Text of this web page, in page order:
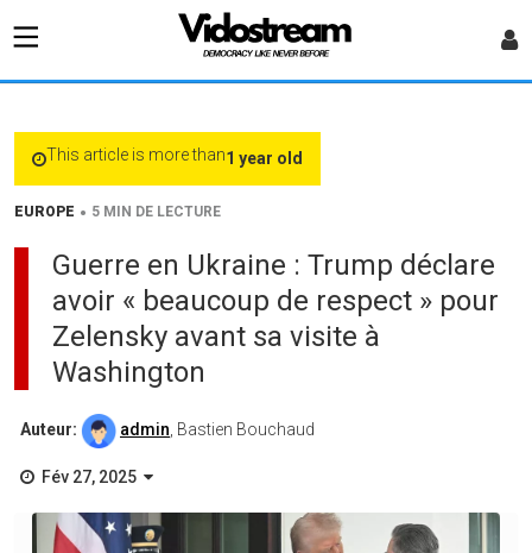
This article is more than1 year old
EUROPE • 5 MIN DE LECTURE
Guerre en Ukraine : Trump déclare
avoir « beaucoup de respect » pour
Zelensky avant sa visite à
Washington
Auteur: admin , Bastien Bouchaud
Fév 27, 2025